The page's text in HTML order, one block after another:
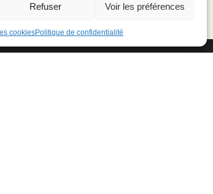
Refuser Voir les préférences
cookiesPolitique de confidentialité